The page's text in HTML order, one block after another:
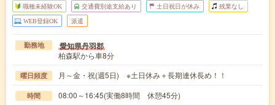
職種未経験OK 交通費別途支給あり 土日祝日が休み 残業なし
WEB登録OK 派遣
勤務地 愛知県丹羽郡
柏森駅から車8分
曜日頻度 月～金・祝(週5日) ※土日休み＋長期連休長め！！
時間 08:00～16:45(実働8時間 休憩45分)